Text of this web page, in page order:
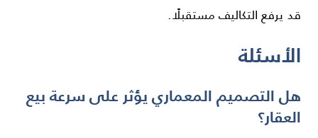
قد يرفع التكاليف مستقبلًا.
الأسئلة
هل التصميم المعماري يؤثر على سرعة بيع
العقار؟